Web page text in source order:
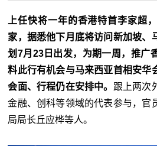
上任快将一年的香港特首李家超
家，据悉他下月底将访问新加坡、
划7月23日出发，为期一周，推广
料此行有机会与马来西亚首相安华
会面、行程仍在安排中。 跟上两次
金融、创科等领域的代表参与，官
局局长丘应桦等人。